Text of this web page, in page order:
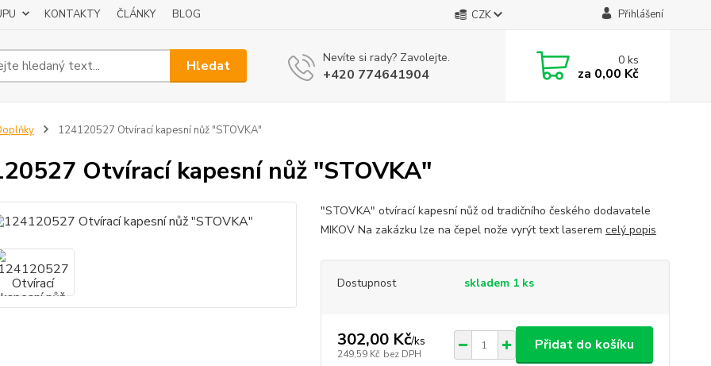
KONTAKTY ČLÁNKY BLOG CZK Přihlášení
Hledat Nevíte si rady? Zavolejte.
+420 774641904
0ks
za 0,00 Kč
124120527 Otvírací kapesní nůž "STOVKA"
Otvírací kapesní nůž "STOVKA"
"STOVKA" otvírací kapesní nůž od tradičního českého dodavatele
MIKOV Na zakázku lze na čepel nože vyrýt text laserem celý popis
Dostupnost skladem 1 ks
302,00 Kč/ks
249,59 Kč bez DPH
Přidat do košíku